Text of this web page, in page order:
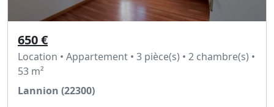
650 €
Location • Appartement • 3 pièce(s) • 2 chambre(s) •
53 m²
Lannion (22300)